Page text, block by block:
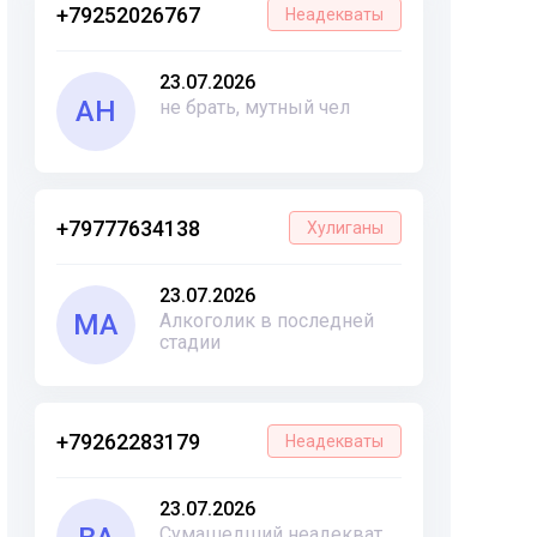
+79252026767 Неадекваты
АН
23.07.2026
не брать, мутный чел
+79777634138 Хулиганы
МА
23.07.2026
Алкоголик в последней
стадии
+79262283179 Неадекваты
23.07.2026